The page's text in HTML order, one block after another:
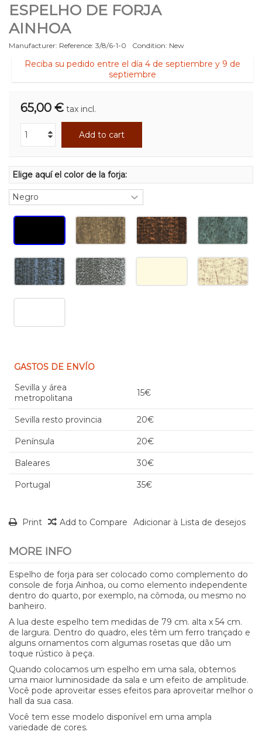
ESPELHO DE FORJA
AINHOA
Manufacturer: Reference: 3/8/6-1-0 Condition: New
Reciba su pedido entre el día 4 de septiembre y 9 de
septiembre
65,00 € tax incl.
Add to cart
Elige aquí el color de la forja:
GASTOS DE ENVÍO
Sevilla y área
metropolitana
15€
Sevilla resto provincia 20€
Península 20€
Baleares 30€
Portugal 35€
Print Add to Compare Adicionar à Lista de desejos
MORE INFO
Espelho de forja para ser colocado como complemento do
console de forja Ainhoa, ou como elemento independente
dentro do quarto, por exemplo, na cômoda, ou mesmo no
banheiro.
A lua deste espelho tem medidas de 79 cm. alta x 54 cm.
de largura. Dentro do quadro, eles têm um ferro trançado e
alguns ornamentos com algumas rosetas que dão um
toque rústico à peça.
Quando colocamos um espelho em uma sala, obtemos
uma maior luminosidade da sala e um efeito de amplitude.
Você pode aproveitar esses efeitos para aproveitar melhor o
hall da sua casa.
Você tem esse modelo disponível em uma ampla
variedade de cores.